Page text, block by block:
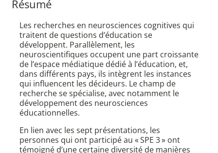
Résumé
Les recherches en neurosciences cognitives qui
traitent de questions d’éducation se
développent. Parallèlement, les
neuroscientifiques occupent une part croissante
de l’espace médiatique dédié à l’éducation, et,
dans différents pays, ils intègrent les instances
qui influencent les décideurs. Le champ de
recherche se spécialise, avec notamment le
développement des neurosciences
éducationnelles.
En lien avec les sept présentations, les
personnes qui ont participé au « SPE 3 » ont
témoigné d’une certaine diversité de manières